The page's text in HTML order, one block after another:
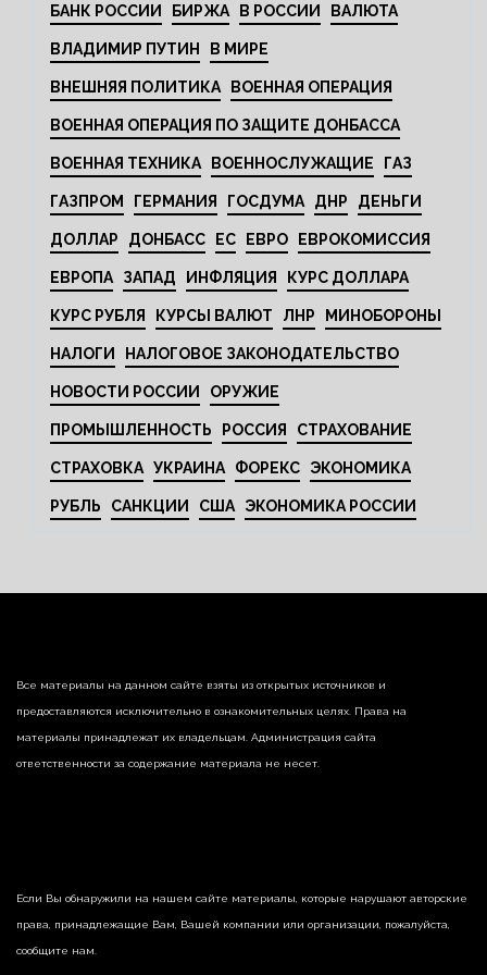
БАНК РОССИИ БИРЖА В РОССИИ ВАЛЮТА
ВЛАДИМИР ПУТИН В МИРЕ
ВНЕШНЯЯ ПОЛИТИКА ВОЕННАЯ ОПЕРАЦИЯ
ВОЕННАЯ ОПЕРАЦИЯ ПО ЗАЩИТЕ ДОНБАССА
ВОЕННАЯ ТЕХНИКА ВОЕННОСЛУЖАЩИЕ ГАЗ
ГАЗПРОМ ГЕРМАНИЯ ГОСДУМА ДНР ДЕНЬГИ
ДОЛЛАР ДОНБАСС ЕС ЕВРО ЕВРОКОМИССИЯ
ЕВРОПА ЗАПАД ИНФЛЯЦИЯ КУРС ДОЛЛАРА
КУРС РУБЛЯ КУРСЫ ВАЛЮТ ЛНР МИНОБОРОНЫ
НАЛОГИ НАЛОГОВОЕ ЗАКОНОДАТЕЛЬСТВО
НОВОСТИ РОССИИ ОРУЖИЕ
ПРОМЫШЛЕННОСТЬ РОССИЯ СТРАХОВАНИЕ
СТРАХОВКА УКРАИНА ФОРЕКС ЭКОНОМИКА
РУБЛЬ САНКЦИИ США ЭКОНОМИКА РОССИИ
Все материалы на данном сайте взяты из открытых источников и
предоставляются исключительно в ознакомительных целях. Права на
материалы принадлежат их владельцам. Администрация сайта
ответственности за содержание материала не несет.
Если Вы обнаружили на нашем сайте материалы, которые нарушают авторские
права, принадлежащие Вам, Вашей компании или организации, пожалуйста,
сообщите нам.